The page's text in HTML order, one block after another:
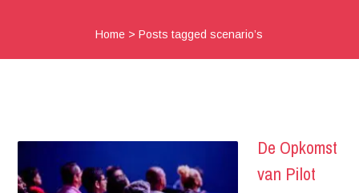
Home >Posts tagged scenario’s
De Opkomst
van Pilot